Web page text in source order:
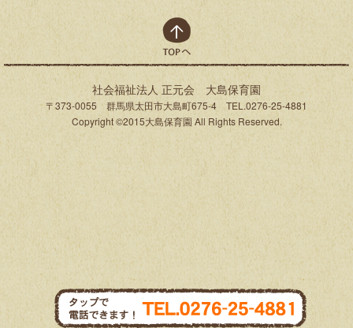
top
社会福祉法人 正元会 大島保育園
〒373-0055 群馬県太田市大島町675-4 TEL.0276-25-4881
Copyright ©2015大島保育園 All Rights Reserved.